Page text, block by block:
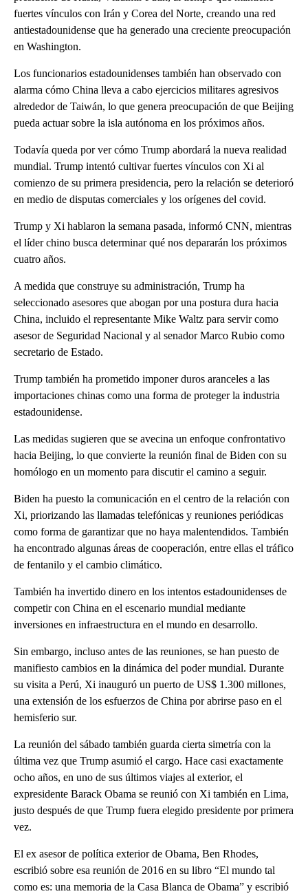
fuertes vínculos con Irán y Corea del Norte, creando una red
antiestadounidense que ha generado una creciente preocupación
en Washington.
Los funcionarios estadounidenses también han observado con
alarma cómo China lleva a cabo ejercicios militares agresivos
alrededor de Taiwán, lo que genera preocupación de que Beijing
pueda actuar sobre la isla autónoma en los próximos años.
Todavía queda por ver cómo Trump abordará la nueva realidad
mundial. Trump intentó cultivar fuertes vínculos con Xi al
comienzo de su primera presidencia, pero la relación se deterioró
en medio de disputas comerciales y los orígenes del covid.
Trump y Xi hablaron la semana pasada, informó CNN, mientras
el líder chino busca determinar qué nos depararán los próximos
cuatro años.
A medida que construye su administración, Trump ha
seleccionado asesores que abogan por una postura dura hacia
China, incluido el representante Mike Waltz para servir como
asesor de Seguridad Nacional y al senador Marco Rubio como
secretario de Estado.
Trump también ha prometido imponer duros aranceles a las
importaciones chinas como una forma de proteger la industria
estadounidense.
Las medidas sugieren que se avecina un enfoque confrontativo
hacia Beijing, lo que convierte la reunión final de Biden con su
homólogo en un momento para discutir el camino a seguir.
Biden ha puesto la comunicación en el centro de la relación con
Xi, priorizando las llamadas telefónicas y reuniones periódicas
como forma de garantizar que no haya malentendidos. También
ha encontrado algunas áreas de cooperación, entre ellas el tráfico
de fentanilo y el cambio climático.
También ha invertido dinero en los intentos estadounidenses de
competir con China en el escenario mundial mediante
inversiones en infraestructura en el mundo en desarrollo.
Sin embargo, incluso antes de las reuniones, se han puesto de
manifiesto cambios en la dinámica del poder mundial. Durante
su visita a Perú, Xi inauguró un puerto de US$ 1.300 millones,
una extensión de los esfuerzos de China por abrirse paso en el
hemisferio sur.
La reunión del sábado también guarda cierta simetría con la
última vez que Trump asumió el cargo. Hace casi exactamente
ocho años, en uno de sus últimos viajes al exterior, el
expresidente Barack Obama se reunió con Xi también en Lima,
justo después de que Trump fuera elegido presidente por primera
vez.
El ex asesor de política exterior de Obama, Ben Rhodes,
escribió sobre esa reunión de 2016 en su libro “El mundo tal
como es: una memoria de la Casa Blanca de Obama” y escribió